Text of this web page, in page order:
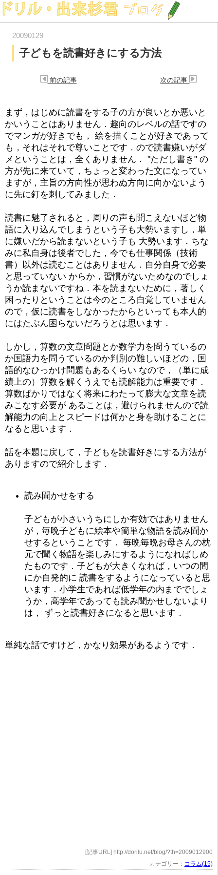
20090129
子どもを読書好きにする方法
前の記事 次の記事
まず，はじめに読書をする子の方が良いとか悪いと
かいうことはありません．趣向のレベルの話ですの
でマンガが好きでも， 絵を描くことが好きであって
も，それはそれで尊いことです．ので読書嫌いがダ
メということは，全くありません． "ただし書き" の
方が先に来ていて，ちょっと変わった文になってい
ますが，主旨の方向性が思わぬ方向に向かないよう
に先に釘を刺してみました．
読書に魅了されると，周りの声も聞こえないほど物
語に入り込んでしまうという子も大勢いますし，単
に嫌いだから読まないという子も 大勢います．ちな
みに私自身は後者でした，今でも仕事関係（技術
書）以外は読むことはありません．自分自身で必要
と思っていない からか，習慣がないためなのでしょ
うか読まないですね．本を読まないために，著しく
困ったりということは今のところ自覚していません
ので，仮に読書をしなかったからといっても本人的
にはたぶん困らないだろうとは思います．
しかし，算数の文章問題とか数学力を問うているの
か国語力を問うているのか判別の難しいほどの，国
語的なひっかけ問題もあるくらい なので，（単に成
績上の）算数を解くうえでも読解能力は重要です．
算数ばかりではなく将来にわたって膨大な文章を読
みこなす必要が あることは，避けられませんので読
解能力の向上とスピードは何かと身を助けることに
なると思います．
話を本題に戻して，子どもを読書好きにする方法が
ありますので紹介します．
読み聞かせをする
子どもが小さいうちにしか有効ではありません
が，毎晩子どもに絵本や簡単な物語を読み聞か
せするということです． 毎晩毎晩お母さんの枕
元で聞く物語を楽しみにするようになればしめ
たものです．子どもが大きくなれば，いつの間
にか自発的に 読書をするようになっていると思
います．小学生であれば低学年の内まででしょ
うか，高学年であっても読み聞かせしないより
は， ずっと読書好きになると思います．
単純な話ですけど，かなり効果があるようです．
[記事URL] http://dorilu.net/blog/?th=2009012900
カテゴリー： コラム(15)